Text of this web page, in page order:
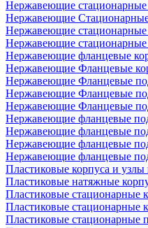
Нержавеющие стационарные
Нержавеющие
Нержавеющие
Нержавеющие
Нержавеющие фланцевые
Нержавеющие Фланцевые
Нержавеющие Фланцевые
Нержавеющие Фланцевые
Нержавеющие Фланцевые
Нержавеющие фланцевые
Нержавеющие фланцевые
Нержавеющие фланцевые
Нержавеющие фланцевые
Пластиковые корпуса и узлы
Пластиковые натяжные
Пластиковые стационарные
Пластиковые стационарные
Пластиковые стационарные